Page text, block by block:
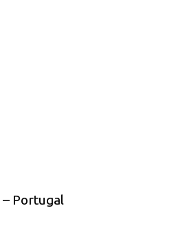
– Portugal